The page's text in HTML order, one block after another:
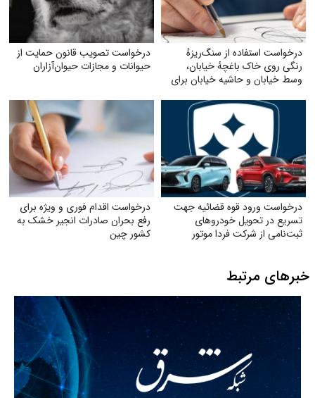
درخواست استفاده از سنگ‌ریزهٔ
رنگی روی خاک باغچهٔ خیابان،
وسط خیابان و حاشیه خیابان برای
درخواست تصویب قانون حمایت از
حیوانات و مجازات حیوان‌آزاران
درخواست ورود قوه قضائیه جهت
تسریع در تحویل خودروهای
ثبت‌نامی از شرکت فردا موتور
درخواست اقدام فوری و ویژه برای
رفع بحران صادرات انجیر خشک به
کشور چین
خبرهای مرتبط